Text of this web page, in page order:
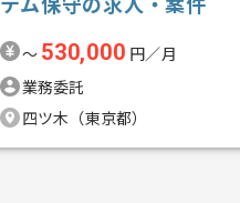
テム保守の求人・案件
〜 530,000 円／月
業務委託
四ツ木（東京都）